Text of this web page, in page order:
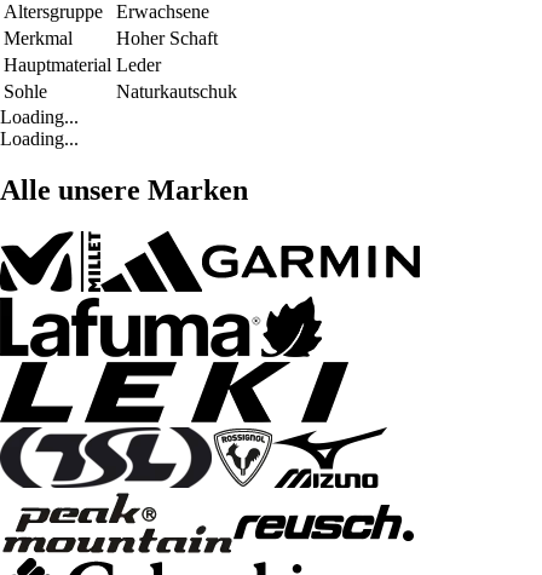
Altersgruppe
Erwachsene
Merkmal
Hoher Schaft
Hauptmaterial Leder
Sohle
Naturkautschuk
Loading...
Loading...
Alle unsere Marken